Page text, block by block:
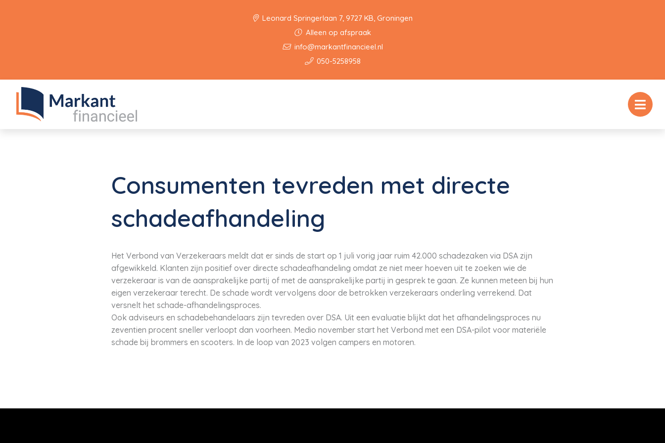
Leonard Springerlaan 7, 9727 KB, Groningen
Alleen op afspraak
info@markantfinancieel.nl
050-5258958
Consumenten tevreden met directe
schadeafhandeling
Het Verbond van Verzekeraars meldt dat er sinds de start op 1 juli vorig jaar ruim 42.000 schadezaken via DSA zijn
afgewikkeld. Klanten zijn positief over directe schadeafhandeling omdat ze niet meer hoeven uit te zoeken wie de
verzekeraar is van de aansprakelijke partij of met de aansprakelijke partij in gesprek te gaan. Ze kunnen meteen bij hun
eigen verzekeraar terecht. De schade wordt vervolgens door de betrokken verzekeraars onderling verrekend. Dat
versnelt het schade-afhandelingsproces.
Ook adviseurs en schadebehandelaars zijn tevreden over DSA. Uit een evaluatie blijkt dat het afhandelingsproces nu
zeventien procent sneller verloopt dan voorheen. Medio november start het Verbond met een DSA-pilot voor materiële
schade bij brommers en scooters. In de loop van 2023 volgen campers en motoren.